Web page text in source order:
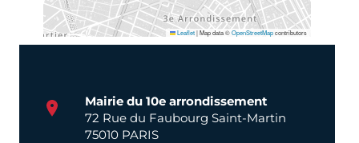
Leaflet|Map data ©OpenStreetMapcontributors
Mairie du 10e arrondissement
72 Rue du Faubourg Saint-Martin
75010 PARIS